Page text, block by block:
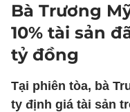
Bà Trương
10% tài sản
tỷ đồng
Tại phiên tòa, bà
ty định giá tài sản